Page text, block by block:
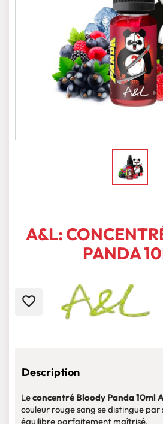
A&L:
PANDA
favorite_border
Description
Leconcentré Bloody Panda 10ml
couleur rouge sang se distingue
équilibre parfaitement maîtrisé.